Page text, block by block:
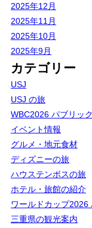
2025年12月
2025年11月
2025年10月
2025年9月
カテゴリー
USJ
USJ の旅
WBC2026 パブリッ
イベント情報
グルメ・地元食材
ディズニーの旅
ハウステンボスの旅
ホテル・旅館の紹介
ワールドカップ2026
三重県の観光案内